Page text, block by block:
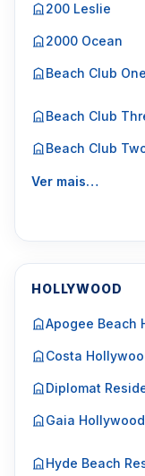
200 Leslie
2000 Ocean
Beach Club One
Beach Club
Beach Club
Ver mais…
HOLLYWOOD
Apogee Beach
Costa
Diplomat
Gaia Hollywood
Hyde Beach